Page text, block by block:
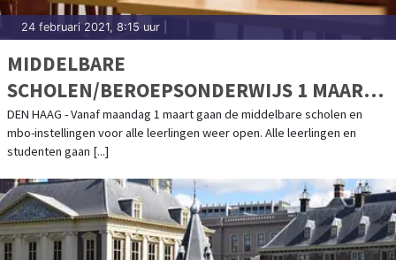
24 februari 2021, 8:15 uur
MIDDELBARE
SCHOLEN/BEROEPSONDERWIJS 1 MAART
WEER OPEN. WAT BETEKENT DAT?
DEN HAAG - Vanaf maandag 1 maart gaan de middelbare scholen en
mbo-instellingen voor alle leerlingen weer open. Alle leerlingen en
studenten gaan [...]